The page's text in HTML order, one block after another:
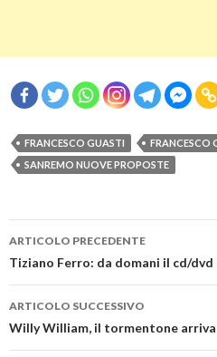
FRANCESCO GUASTI FRANCESCO
SANREMO NUOVE PROPOSTE
Navigazione
articolo
ARTICOLO PRECEDENTE
Tiziano Ferro: da domani il cd/dvd
ARTICOLO SUCCESSIVO
Willy William, il tormentone arriva